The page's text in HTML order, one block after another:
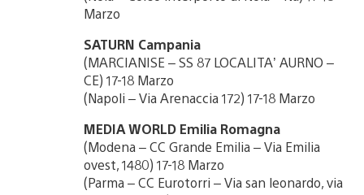
Marzo
SATURN Campania
(MARCIANISE – SS 87 LOCALITA’ AURNO –
CE) 17-18 Marzo
(Napoli – Via Arenaccia 172) 17-18 Marzo
MEDIA WORLD Emilia Romagna
(Modena – CC Grande Emilia – Via Emilia
ovest, 1480) 17-18 Marzo
(Parma – CC Eurotorri – Via san leonardo, via